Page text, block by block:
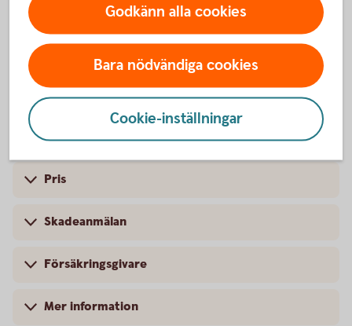
Boka gratisrådgivning
Så fungerar pensionsplan
Pris
Skadeanmälan
Försäkringsgivare
Mer information
Godkänn alla cookies
Bara nödvändiga cookies
Cookie-inställningar